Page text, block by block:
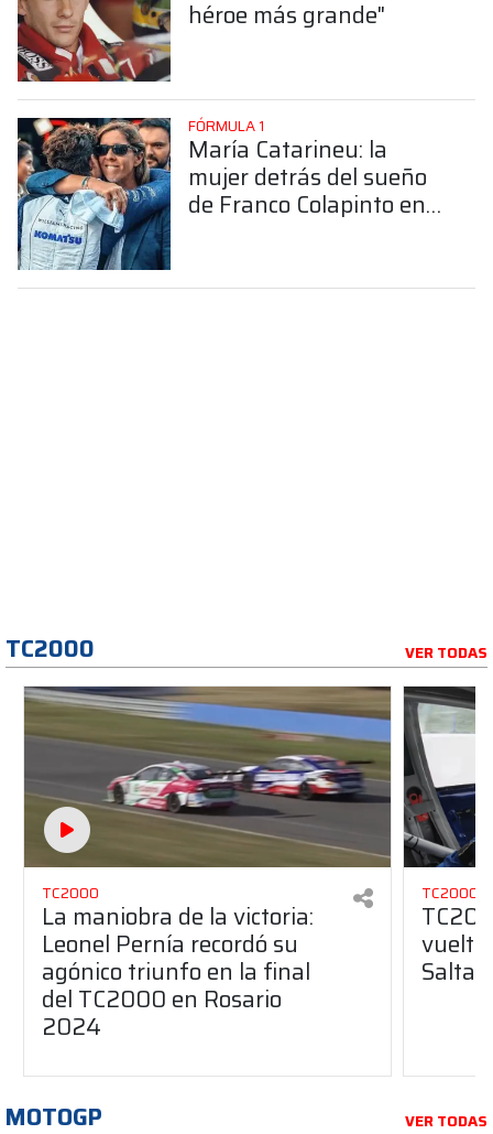
héroe más grande"
FÓRMULA 1
María Catarineu: la
mujer detrás del sueño
de Franco Colapinto en
TC2000 VER TODAS
TC2000
La maniobra de la victoria:
Leonel Pernía recordó su
agónico triunfo en la final
del TC2000 en Rosario
2024
TC2000
vuelta
Salta
MOTOGP VER TODAS